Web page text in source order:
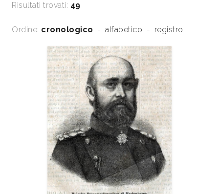
Risultati trovati: 49
Ordine: cronologico - alfabetico - registro